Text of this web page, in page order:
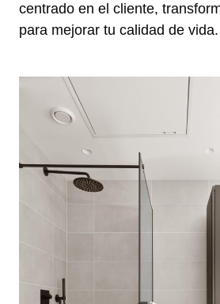
centrado en el cliente,
para mejorar tu calidad de vida.